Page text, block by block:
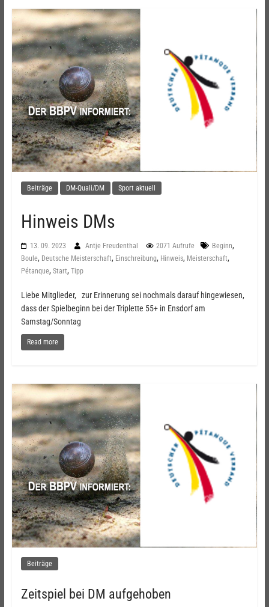
Beiträge DM-Quali/DM Sport aktuell
Hinweis DMs
13. 09. 2023 Antje Freudenthal 2071 Aufrufe Beginn,
Boule, Deutsche Meisterschaft, Einschreibung, Hinweis, Meisterschaft,
Pétanque, Start, Tipp
Liebe Mitglieder, zur Erinnerung sei nochmals darauf hingewiesen,
dass der Spielbeginn bei der Triplette 55+ in Ensdorf am
Samstag/Sonntag
Read more
Beiträge
Zeitspiel bei DM aufgehoben